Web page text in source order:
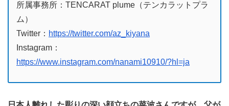
所属事務所：TENCARAT plume（テンカラットプラ
ム）
Twitter： https://twitter.com/az_kiyana
Instagram：
https://www.instagram.com/nanami10910/?hl=ja